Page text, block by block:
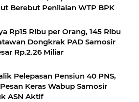
Berebut Penilaian WTP BPK
Rp15 Ribu per Orang, 145 Ribu
Dongkrak PAD Samosir
Rp.2.26 Miliar
Pelepasan Pensiun 40 PNS,
Keras Wabup Samosir
ASN Aktif